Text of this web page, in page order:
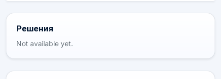
Решения
Not available yet.